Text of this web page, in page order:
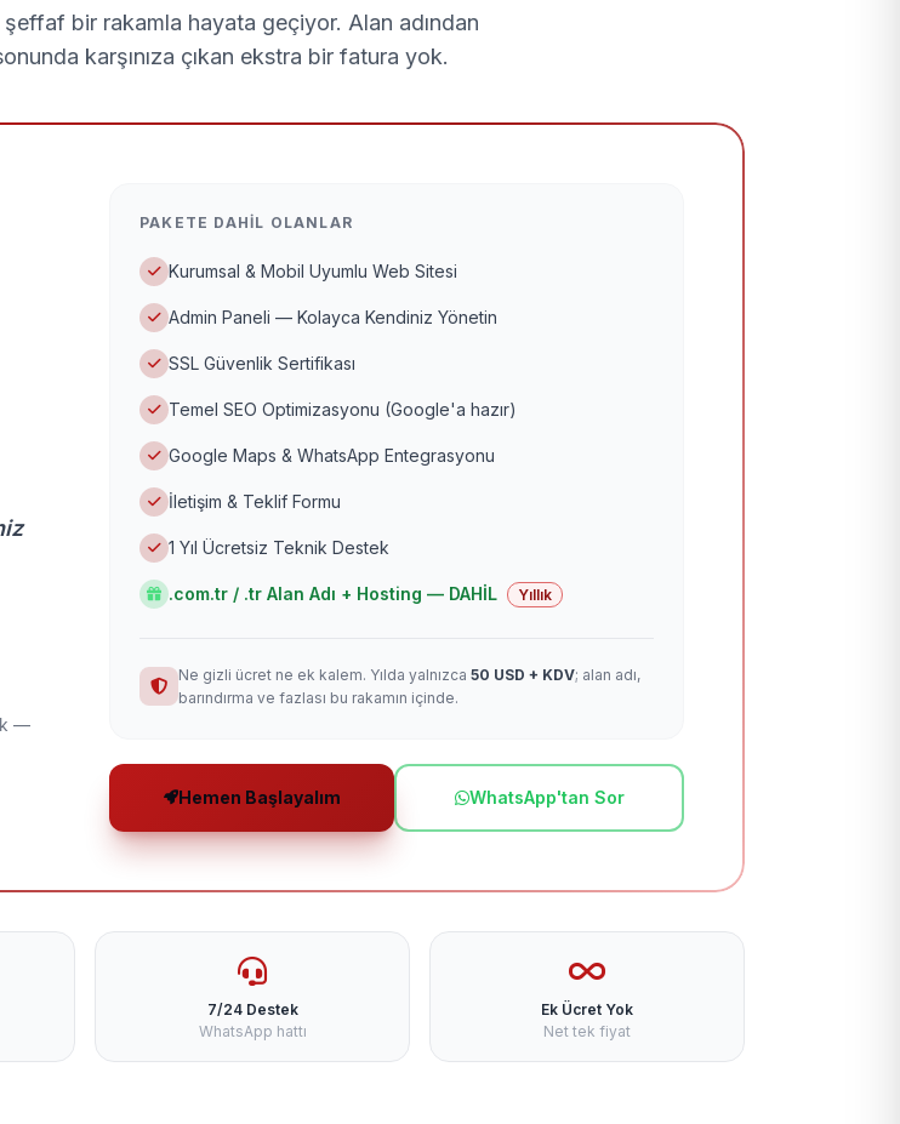
bir rakamla hayata geçiyor. Alan adından
karşınıza çıkan ekstra bir fatura yok.
—
PAKETE DAHIL OLANLAR
Kurumsal & Mobil Uyumlu Web Sitesi
Admin Paneli — Kolayca Kendiniz Yönetin
SSL Güvenlik Sertifikası
Temel SEO Optimizasyonu (Google'a hazır)
Google Maps & WhatsApp Entegrasyonu
İletişim & Teklif Formu
1 Yıl Ücretsiz Teknik Destek
.com.tr / .tr Alan Adı + Hosting — DAHİL Yıllık
Ne gizli ücret ne ek kalem. Yılda yalnızca 50 USD + KDV; alan adı,
barındırma ve fazlası bu rakamın içinde.
Hemen Başlayalım WhatsApp'tan Sor
7/24 Destek
WhatsApp hattı
Ek Ücret Yok
Net tek fiyat